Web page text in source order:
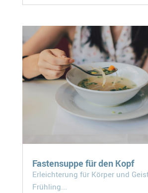
Fastensuppe für den Kopf
Erleichterung für Körper und
Frühling...